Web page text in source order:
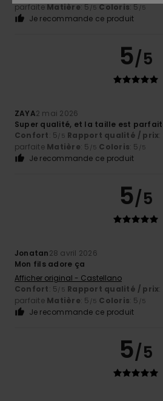
parfaiteMatière: 5/5 Coloris: 5/5
Je recommande ce produit
5/5
ZAYA2 mai 2026
Super qualité, et la taille est
Confort: 5/5 Rapport qualité / prix:
parfaite Matière: 5 /5 Coloris: 5 /5
Je recommande ce produit
5/5
Jonatan28 avril 2026
Mon fils adore ça
Afficher original - Castellano
Confort: 5/5 Rapport qualité / prix:
parfaite Matière: 5 /5 Coloris: 5 /5
Je recommande ce produit
5/5